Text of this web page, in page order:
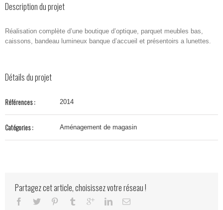
Description du projet
Réalisation complète d’une boutique d’optique, parquet meubles bas,
caissons, bandeau lumineux banque d’accueil et présentoirs a lunettes.
Détails du projet
Références : 2014
Catégories : Aménagement de magasin
Partagez cet article, choisissez votre réseau !